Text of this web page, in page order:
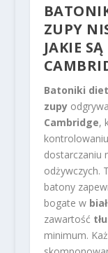
ZUPY
JAKIE
Batoniki
zupy
Cambridge,
dostarczaniu
odżywczych.
batony
bogate w
zawartość
minimum.